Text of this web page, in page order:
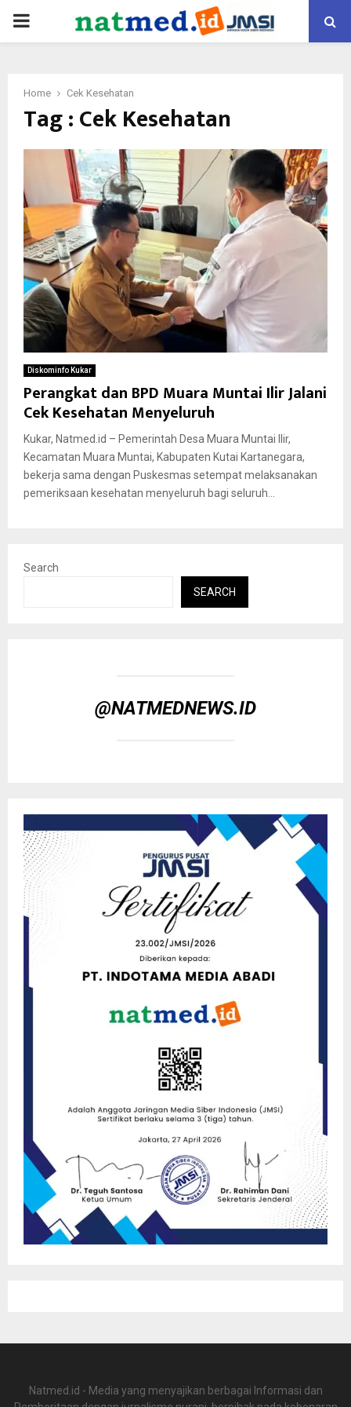
PRIMARY
Home Cek Kesehatan
Tag : Cek Kesehatan
Diskominfo Kukar
Perangkat dan BPD Muara Muntai Ilir Jalani
Cek Kesehatan Menyeluruh
Kukar, Natmed.id – Pemerintah Desa Muara Muntai Ilir,
Kecamatan Muara Muntai, Kabupaten Kutai Kartanegara,
bekerja sama dengan Puskesmas setempat melaksanakan
pemeriksaan kesehatan menyeluruh bagi seluruh...
Search
SEARCH
@NATMEDNEWS.ID
Natmed.id - Media yang menyajikan berbagai Informasi dan